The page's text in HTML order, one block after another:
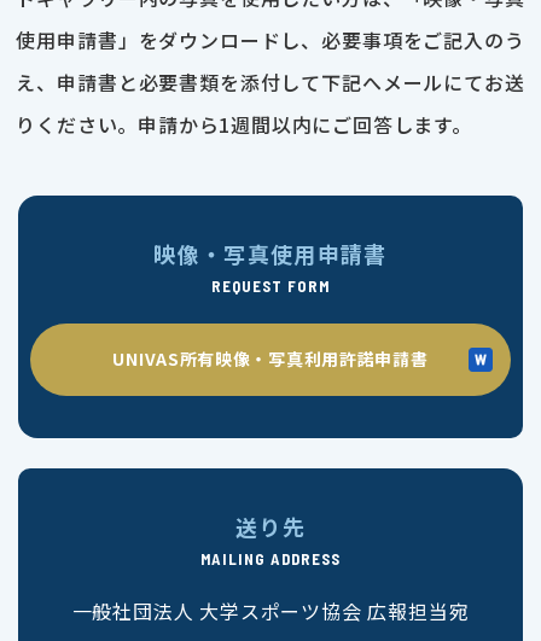
使用申請書」をダウンロードし、必要事項をご記入のう
え、申請書と必要書類を添付して下記へメールにてお送
りください。申請から1週間以内にご回答します。
映像・写真使用申請書
REQUEST FORM
UNIVAS所有映像・写真利用許諾申請書
送り先
MAILING ADDRESS
一般社団法人 大学スポーツ協会 広報担当宛